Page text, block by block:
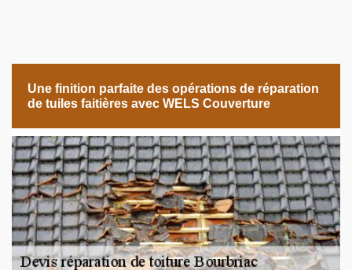
Une finition parfaite des opérations de réparation
de tuiles faitières avec WELS Couverture